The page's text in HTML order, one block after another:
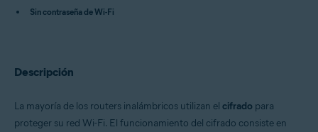
Avast One 22.x para iOS
Avast Mobile Security Premium 6.x para Android
Sistemas operativos:
Microsoft Windows 11 Home / Pro / Enterprise / Education
Sin contraseña de Wi-Fi
Descripción
La mayoría de los routers inalámbricos utilizan el cifrado para
proteger su red Wi-Fi. El funcionamiento del cifrado consiste en